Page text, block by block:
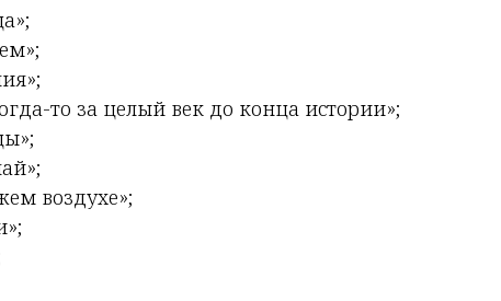
то за целый век до конца истории»;
воздухе»;